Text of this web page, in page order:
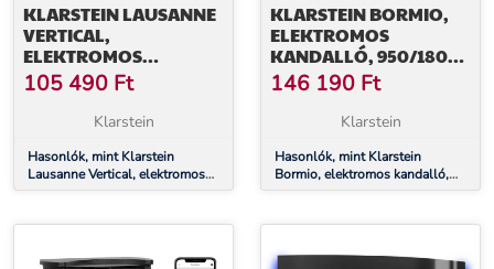
KLARSTEIN LAUSANNE
VERTICAL,
ELEKTROMOS
KANDALLÓ, 2000 W,
HETI IDŐZÍTŐ, FEHÉR
105 490 Ft
Klarstein
Hasonlók, mint Klarstein
Lausanne Vertical, elektromos
kandalló, 2000 W, heti időzítő,
KLARSTEIN BORMIO,
ELEKTROMOS
KANDALLÓ, 950/1800
W, TERMOSZTÁT, HETI
IDŐZÍTŐ, FEKETE
146 190 Ft
Klarstein
Hasonlók, mint Klarstein
Bormio, elektromos kandalló,
950/1800 W, termosztát, heti